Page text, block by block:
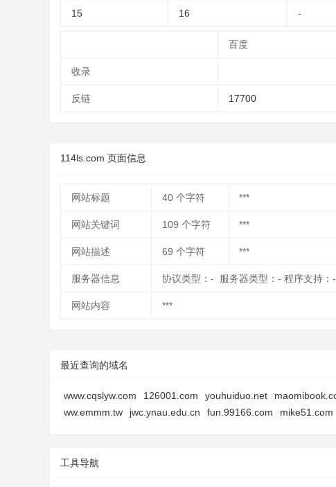
15 16 -
百度
收录
反链 17700
114ls.com 页面信息
网站标题 40 个字符 ***
网站关键词 109 个字符 ***
网站描述 69 个字符 ***
服务器信息 协议类型：- 服务器类型：- 程序支持：-
网站内容 ***
最近查询的域名
www.cqslyw.com 126001.com youhuiduo.net
ww.emmm.tw
jwc.ynau.edu.cn fun.99166.com mike51.com
工具导航